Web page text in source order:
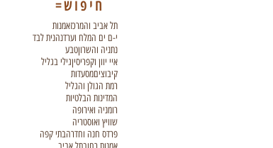
חיפוש=
תל אביב והמרכזאמנות
י-ם ים המלח וערדנהנית לבד
נתניה והשרוןטבע
איי יוון וקפריסיןגילי בגליל
קיבוציםמסעדות
רמת הגולן והגליל
המדינות הבלטיות
רומניה ואירופה
שוויץ ואוסטריה
פרדס חנה וחדרהבתי קפה